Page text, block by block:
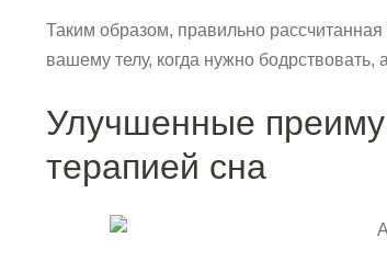
Таким образом, правильно
вашему телу, когда нужно
Улучшенные
терапией сна